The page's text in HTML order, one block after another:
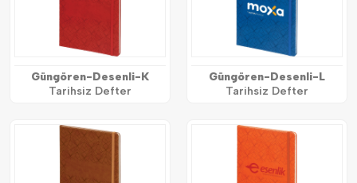
Güngören-Desenli-K
Tarihsiz Defter
Güngören-Desenli-L
Tarihsiz Defter